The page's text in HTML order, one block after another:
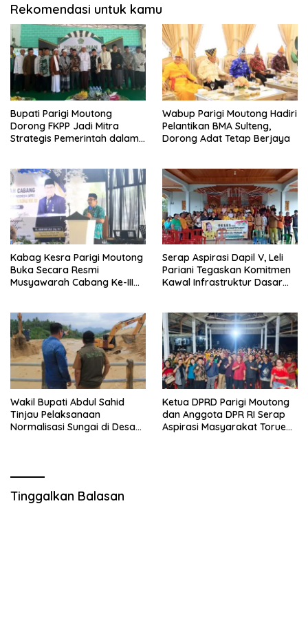
Rekomendasi untuk kamu
Bupati Parigi Moutong
Dorong FKPP Jadi Mitra
Strategis Pemerintah dalam
Wabup Parigi Moutong Hadiri
Pelantikan BMA Sulteng,
Dorong Adat Tetap Berjaya
Kabag Kesra Parigi Moutong
Buka Secara Resmi
Musyawarah Cabang Ke-III
Serap Aspirasi Dapil V, Leli
Pariani Tegaskan Komitmen
Kawal Infrastruktur Dasar
Wakil Bupati Abdul Sahid
Tinjau Pelaksanaan
Normalisasi Sungai di Desa
Ketua DPRD Parigi Moutong
dan Anggota DPR RI Serap
Aspirasi Masyarakat Torue
Tinggalkan Balasan